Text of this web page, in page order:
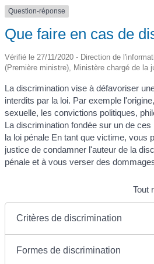
Question-réponse
Que faire en cas de
Vérifié le 27/11/2020 - Direction de
(Première ministre), Ministère chargé de la
La discrimination vise à défavoriser
interdits par la loi. Par exemple
sexuelle, les convictions politiques,
La discrimination fondée sur un de
la loi pénale En tant que victime, vous
justice de condamner l'auteur de la
pénale et à vous verser des
Tout
Critères de discrimination
Formes de discrimination